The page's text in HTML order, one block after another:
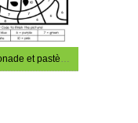
Bonne limonade et pastèque coloration magique